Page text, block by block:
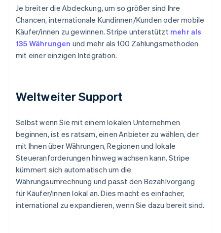
Je breiter die Abdeckung, um so größer sind Ihre
Chancen, internationale Kundinnen/Kunden oder mobile
Käufer/innen zu gewinnen. Stripe unterstützt mehr als
135 Währungen und mehr als 100 Zahlungsmethoden
mit einer einzigen Integration.
Weltweiter Support
Selbst wenn Sie mit einem lokalen Unternehmen
beginnen, ist es ratsam, einen Anbieter zu wählen, der
mit Ihnen über Währungen, Regionen und lokale
Steueranforderungen hinweg wachsen kann. Stripe
kümmert sich automatisch um die
Währungsumrechnung und passt den Bezahlvorgang
für Käufer/innen lokal an. Dies macht es einfacher,
international zu expandieren, wenn Sie dazu bereit sind.